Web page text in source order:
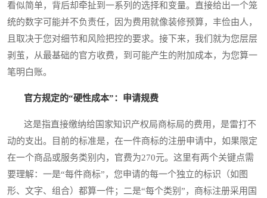
看似简单，背后却牵扯到一系列的选择和变量。直接给出一个笼
统的数字可能并不负责任，因为费用就像装修预算，丰俭由人，
且取决于您对细节和风险把控的要求。接下来，我们就为您层层
剥茧，从最基础的官方收费，到可能产生的附加成本，为您算一
笔明白账。
官方规定的“硬性成本”：申请规费
这是指直接缴纳给国家知识产权局商标局的费用，是雷打不
动的支出。目前的标准是，在一件商标的注册申请中，如果限定
在一个商品或服务类别内，官费为270元。这里有两个关键点需
要理解：一是“每件商标”，您申请的每一个独立的标识（如图
形、文字、组合）都算一件；二是“每个类别”，商标注册采用国